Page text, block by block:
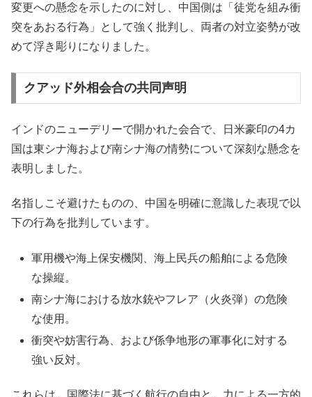
変更への懸念を示したのに対し、中国側は「徒党を組み衝
突をあおる行為」として強く批判し、両者の対立姿勢が改
めて浮き彫りになりました。
クアッド外相会合の共同声明
インドのニューデリーで開かれた会合で、日米豪印の4カ
国は東シナ海および南シナ海の情勢について深刻な懸念を
表明しました。
名指しこそ避けたものの、中国を明確に意識した表現で以
下の行為を批判しています。
軍用機や海上保安機関、海上民兵の船舶による危険
な操縦。
南シナ海における放水銃やフレア（火炎弾）の危険
な使用。
衝突や妨害行為、および係争地形の軍事化に対する
強い反対。